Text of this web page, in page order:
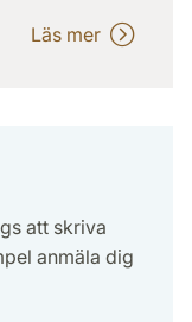
Läs mer
att skriva
anmäla dig